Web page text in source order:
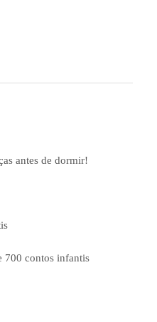
antes de dormir!
700 contos infantis